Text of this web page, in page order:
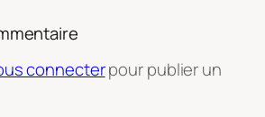
connecterpour publier un